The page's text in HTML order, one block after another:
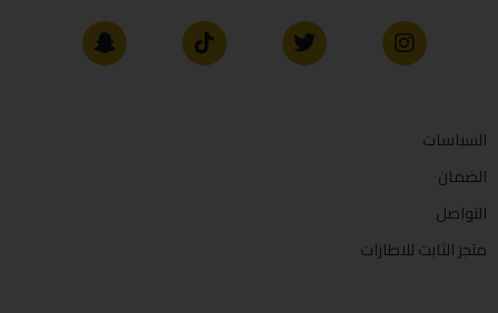
السياسات
الضمان
التواصل
متجر الثابت للاطارات